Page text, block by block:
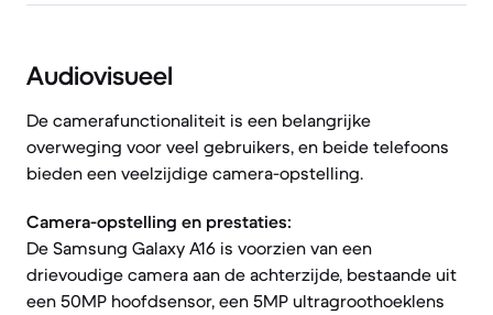
Audiovisueel
De camerafunctionaliteit is een belangrijke
overweging voor veel gebruikers, en beide telefoons
bieden een veelzijdige camera-opstelling.
Camera-opstelling en prestaties:
De Samsung Galaxy A16 is voorzien van een
drievoudige camera aan de achterzijde, bestaande uit
een 50MP hoofdsensor, een 5MP ultragroothoeklens